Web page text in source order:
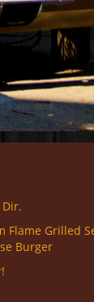
Grilled
Burger